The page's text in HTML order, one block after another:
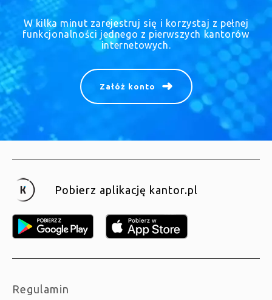
W kilka minut zarejestruj się i korzystaj z pełnej
funkcjonalności jednego z pierwszych kantorów
internetowych.
Załóż konto
Pobierz aplikację kantor.pl
Regulamin